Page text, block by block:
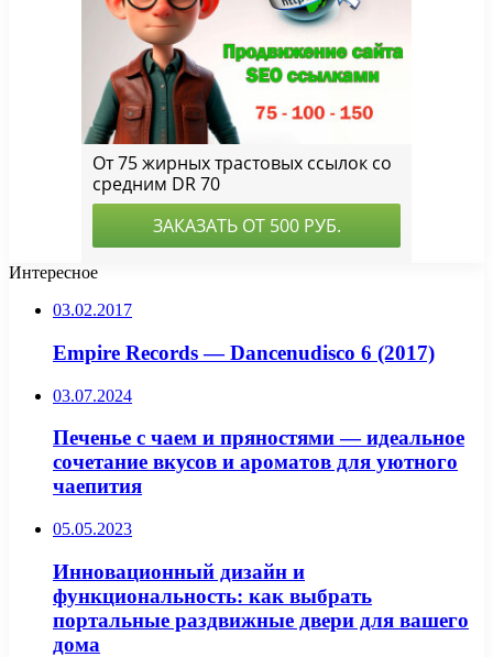
Интересное
03.02.2017
Empire Records — Dancenudisco 6 (2017)
03.07.2024
Печенье с чаем и пряностями — идеальное
сочетание вкусов и ароматов для уютного
чаепития
05.05.2023
Инновационный дизайн и
функциональность: как выбрать
портальные раздвижные двери для вашего
дома